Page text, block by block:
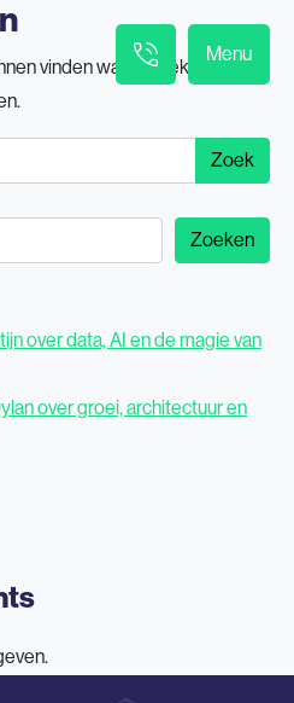
Menu
vinden wat je zoekt.
Zoeken
over data, AI en de magie van
over groei, architectuur en